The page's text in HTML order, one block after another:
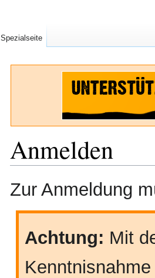
Anmelden
Navigation
Suche
Zur Anmeldung
Achtung: Mit
Spezialseite